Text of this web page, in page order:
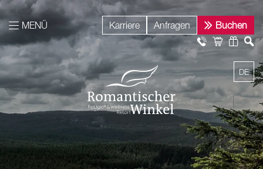
MENÜ
DE
Karriere Anfragen Buchen